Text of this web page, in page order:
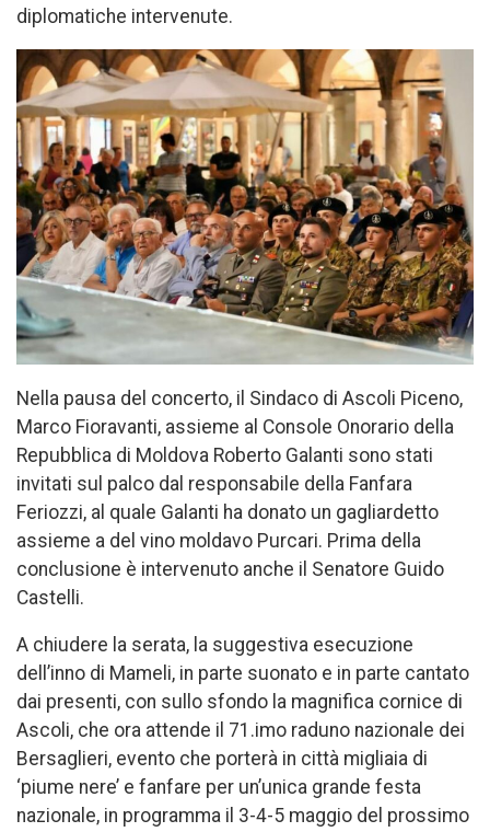
diplomatiche intervenute.
Nella pausa del concerto, il Sindaco di Ascoli Piceno,
Marco Fioravanti, assieme al Console Onorario della
Repubblica di Moldova Roberto Galanti sono stati
invitati sul palco dal responsabile della Fanfara
Feriozzi, al quale Galanti ha donato un gagliardetto
assieme a del vino moldavo Purcari. Prima della
conclusione è intervenuto anche il Senatore Guido
Castelli.
A chiudere la serata, la suggestiva esecuzione
dell’inno di Mameli, in parte suonato e in parte cantato
dai presenti, con sullo sfondo la magnifica cornice di
Ascoli, che ora attende il 71.imo raduno nazionale dei
Bersaglieri, evento che porterà in città migliaia di
‘piume nere’ e fanfare per un’unica grande festa
nazionale, in programma il 3-4-5 maggio del prossimo